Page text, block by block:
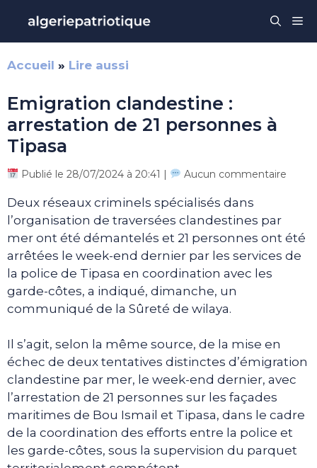
contenu
Accueil » Lire aussi
Emigration clandestine :
arrestation de 21 personnes à
Tipasa
Publié le 28/07/2024 à 20:41 | Aucun commentaire
Deux réseaux criminels spécialisés dans
l’organisation de traversées clandestines par
mer ont été démantelés et 21 personnes ont été
arrêtées le week-end dernier par les services de
la police de Tipasa en coordination avec les
garde-côtes, a indiqué, dimanche, un
communiqué de la Sûreté de wilaya.
Il s’agit, selon la même source, de la mise en
échec de deux tentatives distinctes d’émigration
clandestine par mer, le week-end dernier, avec
l’arrestation de 21 personnes sur les façades
maritimes de Bou Ismail et Tipasa, dans le cadre
de la coordination des efforts entre la police et
les garde-côtes, sous la supervision du parquet